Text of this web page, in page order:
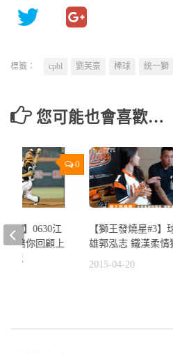
標籤： cpbl 劉芙豪 棒球 統一獅
您可能也會喜歡…
【獅王發燒星#3】
雄郭泓志 鐵漢柔情
2015-04-20
0
#7】0630江
緯 陪你回顧上
表現